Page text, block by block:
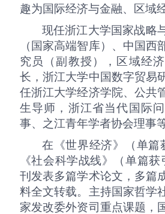
趣为国际经济与金融、区域
现任浙江大学国家战略
（国家高端智库）、中国西
究员（副教授），区域经
长，浙江大学中国数字贸易
任浙江大学经济学院、公共
生导师，浙江省当代国际
事、之江青年学者协会理事等
在《世界经济》（单篇
《社会科学战线》（单篇获
刊发表多篇学术论文，多篇
料全文转载。主持国家哲学
家发改委外资司重点课题，